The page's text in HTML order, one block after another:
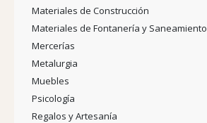
Materiales de Construcción
Materiales de Fontanería y Saneamiento
Mercerías
Metalurgia
Muebles
Psicología
Regalos y Artesanía